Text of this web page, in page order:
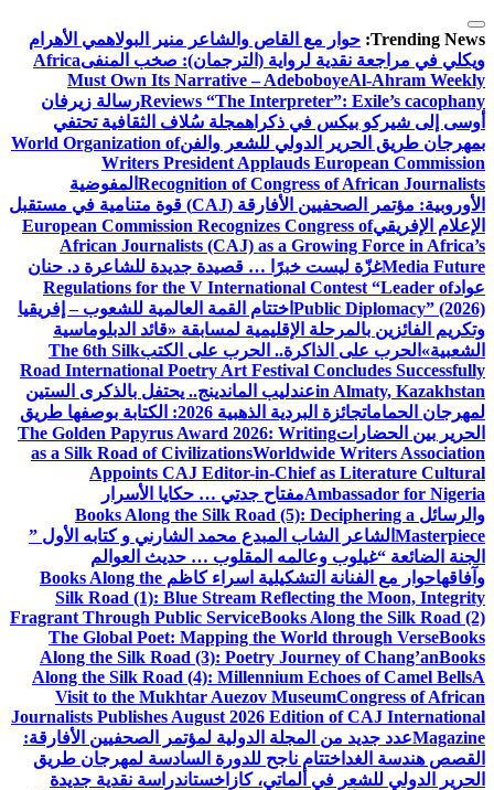
التجاوز
إلى
المحتوى
Trending News: حوار مع القاص والشاعر منير البولاهمي الأهرام
ويكلي في مراجعة نقدية لرواية (الترجمان): صخب المنفىAfrica
Must Own Its Narrative – AdeboboyeAl-Ahram Weekly
Reviews “The Interpreter”: Exile’s cacophanyرسالة زيرفان
أوسى إلى شيركو بيكس في ذكراهمجلة سُلاف الثقافية تحتفي
بمهرجان طريق الحرير الدولي للشعر والفنWorld Organization of
Writers President Applauds European Commission
Recognition of Congress of African Journalists المفوضية
الأوروبية: مؤتمر الصحفيين الأفارقة (CAJ) قوة متنامية في مستقبل
الإعلام الإفريقيEuropean Commission Recognizes Congress of
African Journalists (CAJ) as a Growing Force in Africa’s
Media Futureغزّة ليست خبرًا … قصيدة جديدة للشاعرة د. حنان
عوادRegulations for the V International Contest “Leader of
Public Diplomacy” (2026) اختتام القمة العالمية للشعوب – إفريقيا
وتكريم الفائزين بالمرحلة الإقليمية لمسابقة «قائد الدبلوماسية
الشعبية» الحرب على الذاكرة.. الحرب على الكتبThe 6th Silk
Road International Poetry Art Festival Concludes Successfully
in Almaty, Kazakhstanعندليب الماندينج.. يحتفل بالذكرى الستين
لمهرجان الحمامات
جائزة البردية الذهبية 2026: الكتابة بوصفها طريق
الحرير بين الحضاراتThe Golden Papyrus Award 2026: Writing
as a Silk Road of CivilizationsWorldwide Writers Association
Appoints CAJ Editor-in-Chief as Literature Cultural
Ambassador for Nigeriaمفتاح جدتي … حكايا الأسرار
والرسائل Books Along the Silk Road (5): Deciphering a
Masterpiece الشاعر الشاب المبدع محمد الشارني و كتابه الأول ”
الجنة الضائعة “غيلوب وعالمه المقلوب … حديث العوالم
وآفاقهاحوار مع الفنانة التشكيلية اسراء كاظم Books Along the
Silk Road (1): Blue Stream Reflecting the Moon, Integrity
Fragrant Through Public ServiceBooks Along the Silk Road (2)
The Global Poet: Mapping the World through VerseBooks
Along the Silk Road (3): Poetry Journey of Chang’anBooks
Along the Silk Road (4): Millennium Echoes of Camel BellsA
Visit to the Mukhtar Auezov MuseumCongress of African
Journalists Publishes August 2026 Edition of CAJ International
Magazineعدد جديد من المجلة الدولية لمؤتمر الصحفيين الأفارقة:
القصص هندسة الغد اختتام ناجح للدورة السادسة لمهرجان طريق
الحرير الدولي للشعر في ألماتي، كازاخستاندراسة نقدية جديدة